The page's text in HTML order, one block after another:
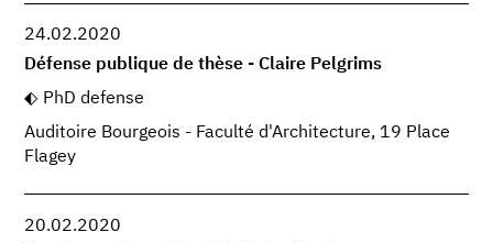
24.02.2020
Défense publique de thèse - Claire Pelgrims
PhD defense
Auditoire Bourgeois - Faculté d'Architecture, 19 Place
Flagey
20.02.2020